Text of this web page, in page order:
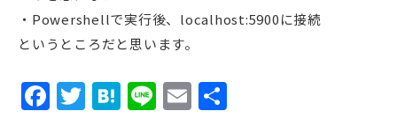
Powershellで実行後、localhost:5900に接続
というところだと思います。
Facebook
Twitter
Hatena
LineEmail